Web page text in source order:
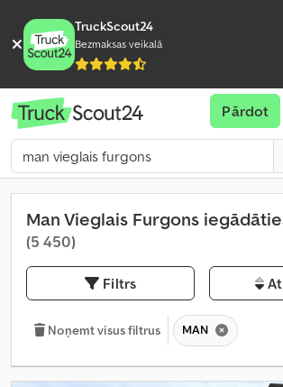
TruckScout24
Bezmaksas veikalā
Pārdot
Man Vieglais Furgons
(5 450)
Filtrs
Noņemt visus filtrus MAN